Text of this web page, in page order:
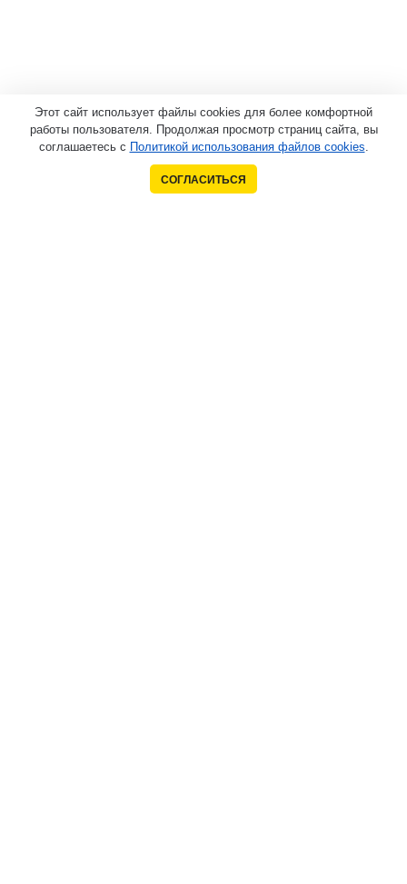
Этот сайт использует файлы cookies для более комфортной
работы пользователя. Продолжая просмотр страниц сайта, вы
соглашаетесь с Политикой использования файлов cookies.
СОГЛАСИТЬСЯ